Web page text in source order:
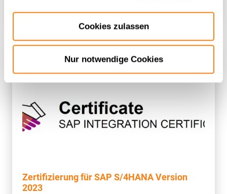
Cookies zulassen
Nur notwendige Cookies
Zertifizierung für SAP S/4HANA Version
2023